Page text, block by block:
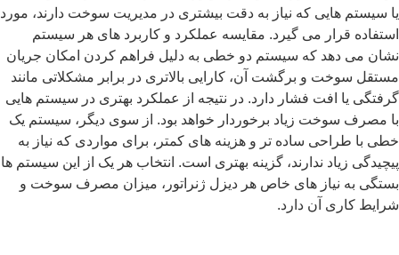
یا سیستم ‌هایی که نیاز به دقت بیشتری در مدیریت سوخت دارند، مورد
استفاده قرار می‌ گیرد. مقایسه عملکرد و کاربرد های هر سیستم
نشان می ‌دهد که سیستم دو ‌خطی به دلیل فراهم کردن امکان جریان
مستقل سوخت و برگشت آن، کارایی بالاتری در برابر مشکلاتی مانند
گرفتگی یا افت فشار دارد. در نتیجه از عملکرد بهتری در سیستم ‌هایی
با مصرف سوخت زیاد برخوردار خواهد بود. از سوی دیگر، سیستم یک‌
خطی با طراحی ساده ‌تر و هزینه ‌های کمتر، برای مواردی که نیاز به
پیچیدگی زیاد ندارند، گزینه بهتری است. انتخاب هر یک از این سیستم ‌ها
بستگی به نیاز های خاص هر دیزل ژنراتور، میزان مصرف سوخت و
شرایط کاری آن دارد.